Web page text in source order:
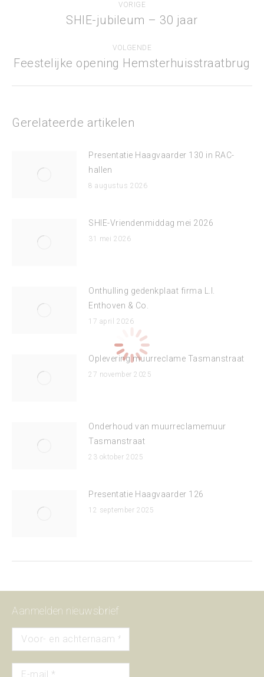
navigatie
VORIGE
Vorig
SHIE-jubileum – 30 jaar
VOLGENDE
Volgend
Feestelijke opening Hemsterhuisstraatbrug
Gerelateerde artikelen
Presentatie Haagvaarder 130 in RAC-
hallen
8 augustus 2026
SHIE-Vriendenmiddag mei 2026
31 mei 2026
Onthulling gedenkplaat firma L.I.
Enthoven & Co.
17 april 2026
Oplevering muurreclame Tasmanstraat
27 november 2025
Onderhoud van muurreclamemuur
Tasmanstraat
23 oktober 2025
Presentatie Haagvaarder 126
12 september 2025
Aanmelden nieuwsbrief